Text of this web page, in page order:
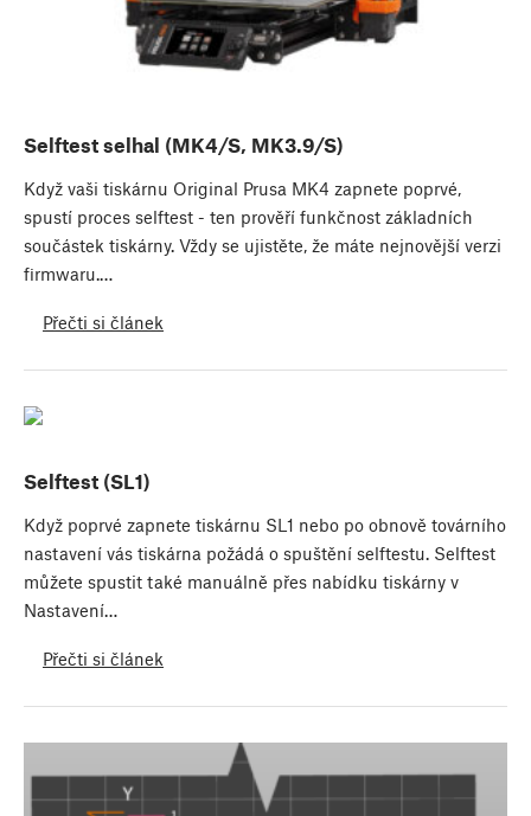
Selftest selhal (MK4/S, MK3.9/S)
Když vaši tiskárnu Original Prusa MK4 zapnete poprvé,
spustí proces selftest - ten prověří funkčnost základních
součástek tiskárny. Vždy se ujistěte, že máte nejnovější verzi
firmwaru.…
Přečti si článek
Selftest (SL1)
Když poprvé zapnete tiskárnu SL1 nebo po obnově továrního
nastavení vás tiskárna požádá o spuštění selftestu. Selftest
můžete spustit také manuálně přes nabídku tiskárny v
Nastavení…
Přečti si článek